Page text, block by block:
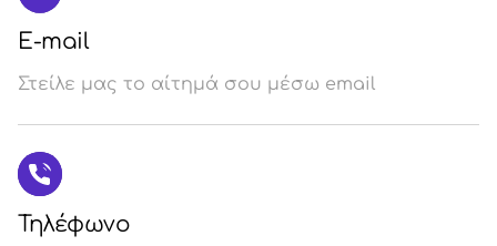
E-mail
Στείλε μας το αίτημά σου μέσω email
Τηλέφωνο